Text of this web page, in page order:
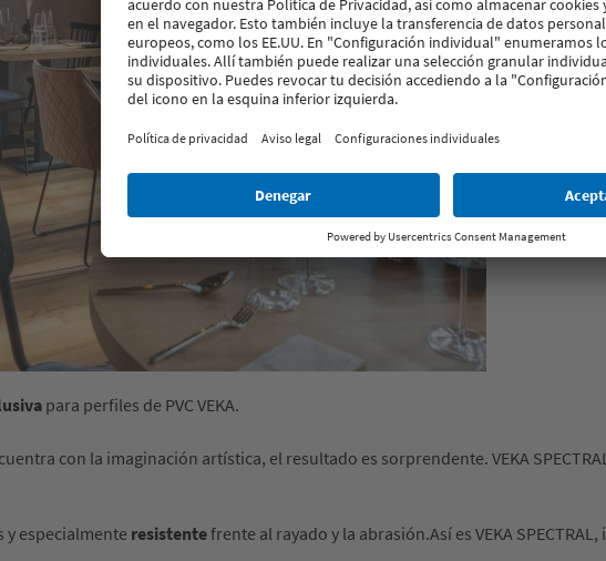
para perfiles de PVC VEKA.
con la imaginación artística, el resultado es sorprendente. VEKA
y especialmenteresistentefrente al rayado y la abrasión.Así es VEKA